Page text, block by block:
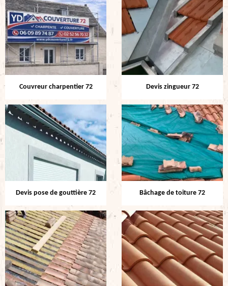
Couvreur charpentier 72 Devis zingueur 72
Devis pose de gouttière 72 Bâchage de toiture 72